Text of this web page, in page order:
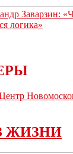
Заварзин:
логика»
ЖИЗНИ